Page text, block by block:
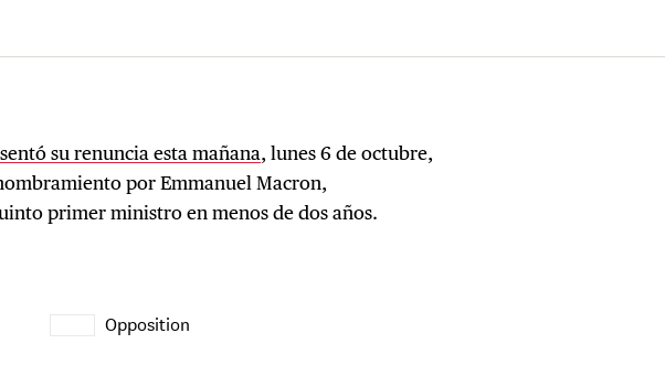
su renuncia esta mañana, lunes 6 de octubre,
por Emmanuel Macron,
primer ministro en menos de dos años.